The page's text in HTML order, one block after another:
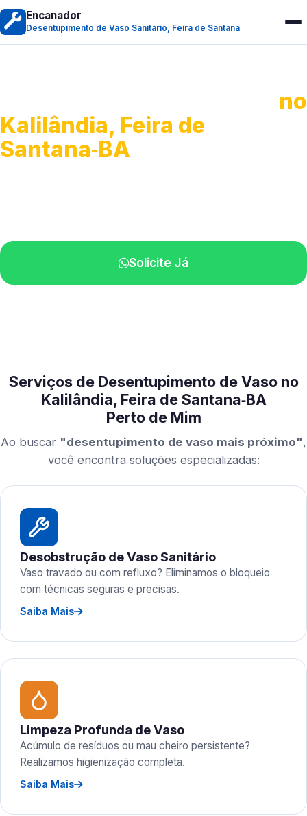
Encanador
Desentupimento de Vaso Sanitário, Feira de Santana
no
Kalilândia, Feira de
Santana‑BA
Solicite Já
Serviços de Desentupimento de Vaso no
Kalilândia, Feira de Santana‑BA
Perto de Mim
Ao buscar "desentupimento de vaso mais próximo",
você encontra soluções especializadas:
Desobstrução de Vaso Sanitário
Vaso travado ou com refluxo? Eliminamos o bloqueio
com técnicas seguras e precisas.
Saiba Mais
Limpeza Profunda de Vaso
Acúmulo de resíduos ou mau cheiro persistente?
Realizamos higienização completa.
Saiba Mais